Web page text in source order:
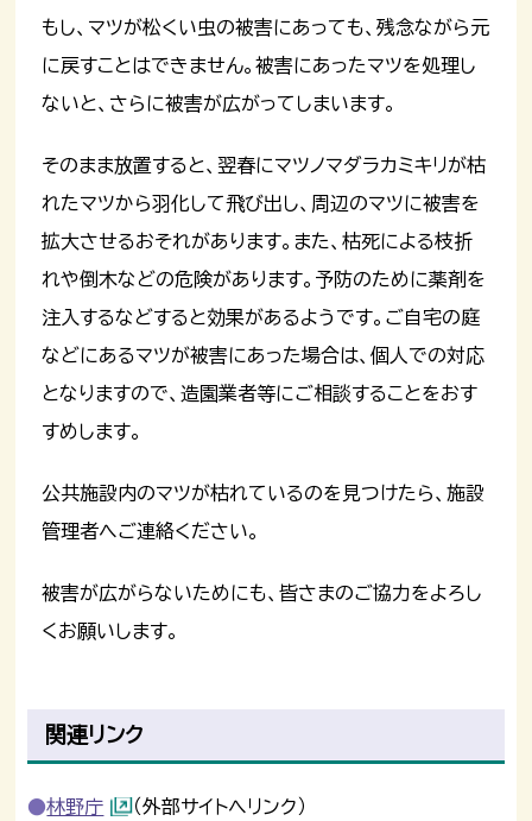
もし、マツが松くい虫の被害にあっても、残念ながら元
に戻すことはできません。被害にあったマツを処理し
ないと、さらに被害が広がってしまいます。
そのまま放置すると、翌春にマツノマダラカミキリが枯
れたマツから羽化して飛び出し、周辺のマツに被害を
拡大させるおそれがあります。また、枯死による枝折
れや倒木などの危険があります。予防のために薬剤を
注入するなどすると効果があるようです。ご自宅の庭
などにあるマツが被害にあった場合は、個人での対応
となりますので、造園業者等にご相談することをおす
すめします。
公共施設内のマツが枯れているのを見つけたら、施設
管理者へご連絡ください。
被害が広がらないためにも、皆さまのご協力をよろし
くお願いします。
関連リンク
林野庁 （外部サイトへリンク）